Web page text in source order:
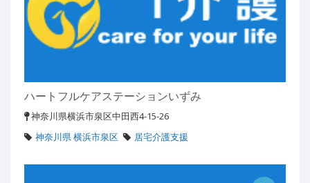
ハートフルケアステーションいずみ
神奈川県横浜市泉区中田西4-15-26
神奈川県 横浜市泉区
居宅介護支援